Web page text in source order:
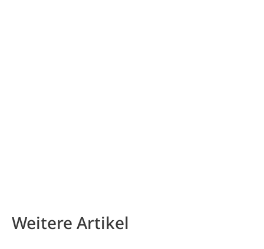
Weitere Artikel